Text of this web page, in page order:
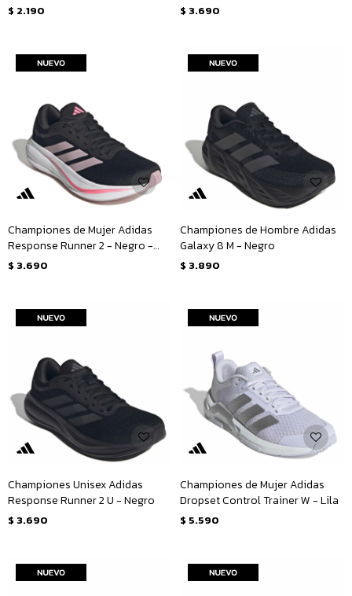
$ 2.190 $ 3.690
Championes de Mujer Adidas
Response Runner 2 - Negro -
Fucsia
$ 3.690
Championes de Hombre Adidas
Galaxy 8 M - Negro
$ 3.890
Championes Unisex Adidas
Response Runner 2 U - Negro
$ 3.690
Championes de Mujer Adidas
Dropset Control Trainer W - Lila
$ 5.590